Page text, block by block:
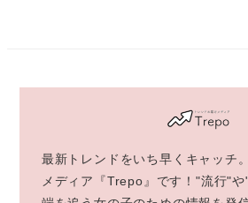
最新トレンドをいち早くキャッチ
メディア『Trepo』です！"流行"